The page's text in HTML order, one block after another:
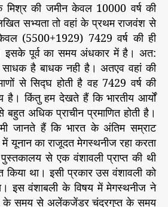
की जमीन केवल 10000 वर्ष की
सभ्यता तो वहां के प्रथम राजवंश से
(5500+1929) 7429 वर्ष की ही
इसके पूर्व का समय अंधकार में है। अत:
साधक है बाधक नही है। अतएव वहां की
से सिद्घ होती है वह 7429 वर्ष की
है। किंतु हम देखते हैं कि भारतीय आर्यों
अधिक प्राचीन प्रमाणित होती है।
जानते हैं कि भारत के अंतिम सम्राट
में यूनान का राजूदत मेगस्थनीज रहा करता
से एक वंशावली प्राप्त की थी
था। इसी प्रकार उस वंशावली को
इस वंशाबली के विषय में मेगस्थनीज ने
के समय से अलेंकजेंडर चंद्रगुप्त के समय